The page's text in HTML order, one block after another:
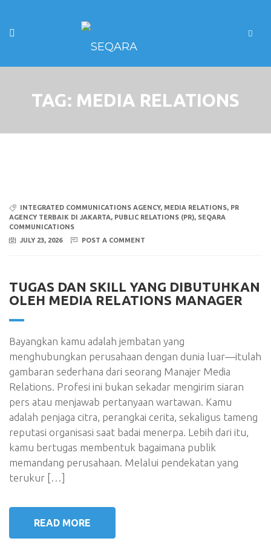
TAG: MEDIA RELATIONS
INTEGRATED COMMUNICATIONS AGENCY, MEDIA RELATIONS, PR
AGENCY TERBAIK DI JAKARTA, PUBLIC RELATIONS (PR), SEQARA
COMMUNICATIONS
JULY 23, 2026
POST A COMMENT
TUGAS DAN SKILL YANG DIBUTUHKAN
OLEH MEDIA RELATIONS MANAGER
Bayangkan kamu adalah jembatan yang
menghubungkan perusahaan dengan dunia luar—itulah
gambaran sederhana dari seorang Manajer Media
Relations. Profesi ini bukan sekadar mengirim siaran
pers atau menjawab pertanyaan wartawan. Kamu
adalah penjaga citra, perangkai cerita, sekaligus tameng
reputasi organisasi saat badai menerpa. Lebih dari itu,
kamu bertugas membentuk bagaimana publik
memandang perusahaan. Melalui pendekatan yang
terukur […]
READ MORE